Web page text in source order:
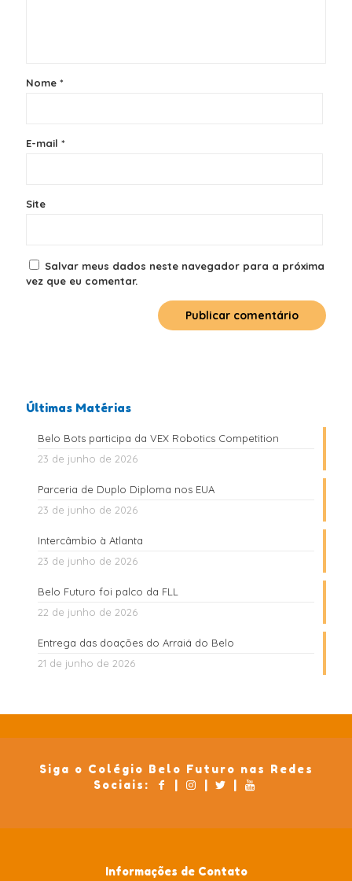
Nome *
E-mail *
Site
Salvar meus dados neste navegador para a próxima
vez que eu comentar.
Últimas Matérias
Belo Bots participa da VEX Robotics Competition
23 de junho de 2026
Parceria de Duplo Diploma nos EUA
23 de junho de 2026
Intercâmbio à Atlanta
23 de junho de 2026
Belo Futuro foi palco da FLL
22 de junho de 2026
Entrega das doações do Arraiá do Belo
21 de junho de 2026
Siga o Colégio Belo Futuro nas Redes
Sociais:
| | |
Informações de Contato